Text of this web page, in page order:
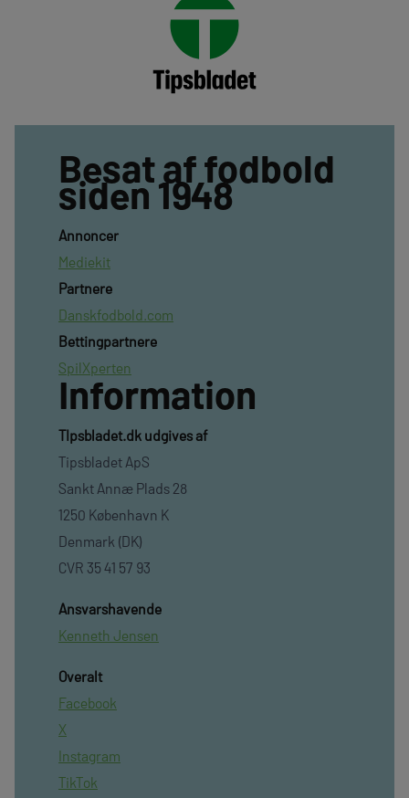
Besat af fodbold
siden 1948
Annoncer
Mediekit
Partnere
Danskfodbold.com
Bettingpartnere
SpilXperten
Information
TIpsbladet.dk udgives af
Tipsbladet ApS
Sankt Annæ Plads 28
1250 København K
Denmark (DK)
CVR 35 41 57 93
Ansvarshavende
Kenneth Jensen
Overalt
Facebook
X
Instagram
TikTok